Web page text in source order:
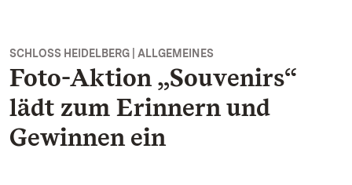
SCHLOSS HEIDELBERG | ALLGEMEINES
Foto-Aktion „Souvenirs“
lädt zum Erinnern und
Gewinnen ein